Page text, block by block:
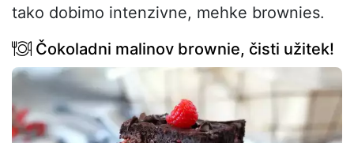
tako dobimo intenzivne, mehke brownies.
Čokoladni malinov brownie, čisti užitek!